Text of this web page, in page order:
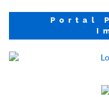
Portal